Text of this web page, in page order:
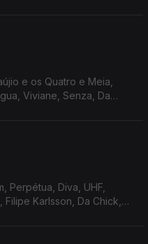
e os Quatro e Meia,
Viviane, Senza, Da
Perpétua, Diva, UHF,
Karlsson, Da Chick,